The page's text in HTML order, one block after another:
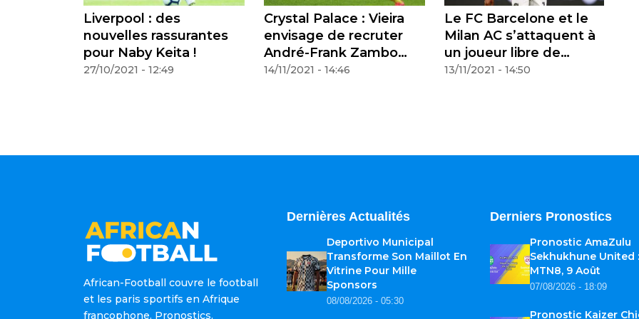
Liverpool : des
nouvelles rassurantes
pour Naby Keita !
27/10/2021 - 12:49
Crystal Palace : Vieira
envisage de recruter
André-Frank Zambo
Anguissa
14/11/2021 - 14:46
Le FC Barcelone et le
Milan AC s’attaquent à
un joueur libre de
qualité
13/11/2021 - 14:50
African-Football couvre le football
et les paris sportifs en Afrique
francophone. Pronostics,
Dernières Actualités
Deportivo Municipal
Transforme Son Maillot En
Vitrine Pour Mille
Sponsors
08/08/2026 - 05:30
Derniers Pronostics
Pronostic AmaZulu
Sekhukhune United :
MTN8, 9 Août
07/08/2026 - 18:09
Pronostic Kaizer